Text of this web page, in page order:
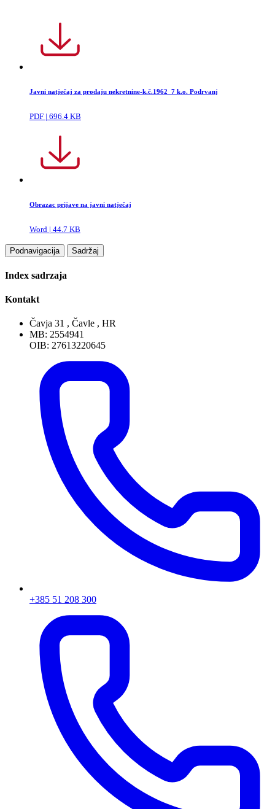
Javni natječaj za prodaju nekretnine-k.č.1962_7 k.o. Podrvanj
PDF | 696.4 KB
Obrazac prijave na javni natječaj
Word | 44.7 KB
Podnavigacija Sadržaj
Index sadrzaja
Kontakt
Čavja 31 , Čavle , HR
MB: 2554941
OIB: 27613220645
+385 51 208 300